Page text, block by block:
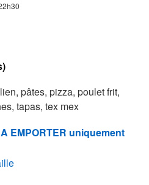
pâtes, pizza, poulet frit,
tapas, tex mex
EMPORTER uniquement